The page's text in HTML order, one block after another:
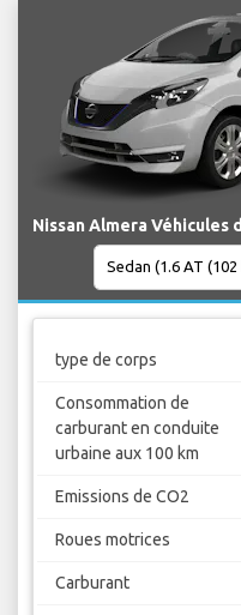
Nissan Almera
type de corps
Consommation de
carburant en conduite
urbaine aux 100 km
Emissions de CO2
Roues motrices
Carburant